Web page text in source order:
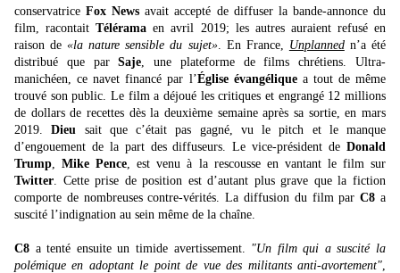
conservatriceFox News avait accepté de diffuser la bande-annonce du
film, racontaitTélérama en avril 2019; les autres auraient refusé en
raison de«la nature sensible du sujet». En France, Unplannedn’a été
distribué que parSaje , une plateforme de films chrétiens. Ultra-
manichéen, ce navet financé par l’Église évangéliquea tout de même
trouvé son public. Le film a déjoué les critiques et engrangé 12 millions
de dollars de recettes dès la deuxième semaine après sa sortie, en mars
2019.Dieu sait que c’était pas gagné, vu le pitch et le manque
d’engouement de la part des diffuseurs. Le vice-président de Donald
Trump ,Mike Pence , est venu à la rescousse en vantant le film sur
Twitter . Cette prise de position est d’autant plus grave que la fiction
comporte de nombreuses contre-vérités. La diffusion du film parC8 a
suscité l’indignation au sein même de la chaîne.
C8 a tenté ensuite un timide avertissement. "Un film qui a suscité la
polémique en adoptant le point de vue des militants anti-avortement"